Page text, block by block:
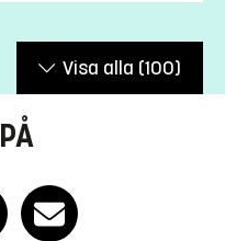
Visa alla (100)